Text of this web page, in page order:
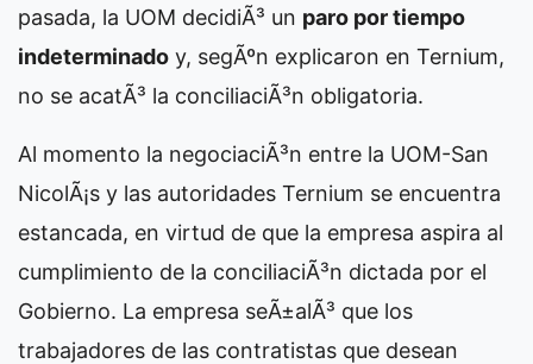
pasada, la UOM decidiÃ³ un paro por tiempo
indeterminado y, segÃºn explicaron en Ternium,
no se acatÃ³ la conciliaciÃ³n obligatoria.
Al momento la negociaciÃ³n entre la UOM-San
NicolÃ¡s y las autoridades Ternium se encuentra
estancada, en virtud de que la empresa aspira al
cumplimiento de la conciliaciÃ³n dictada por el
Gobierno. La empresa seÃ±alÃ³ que los
trabajadores de las contratistas que desean